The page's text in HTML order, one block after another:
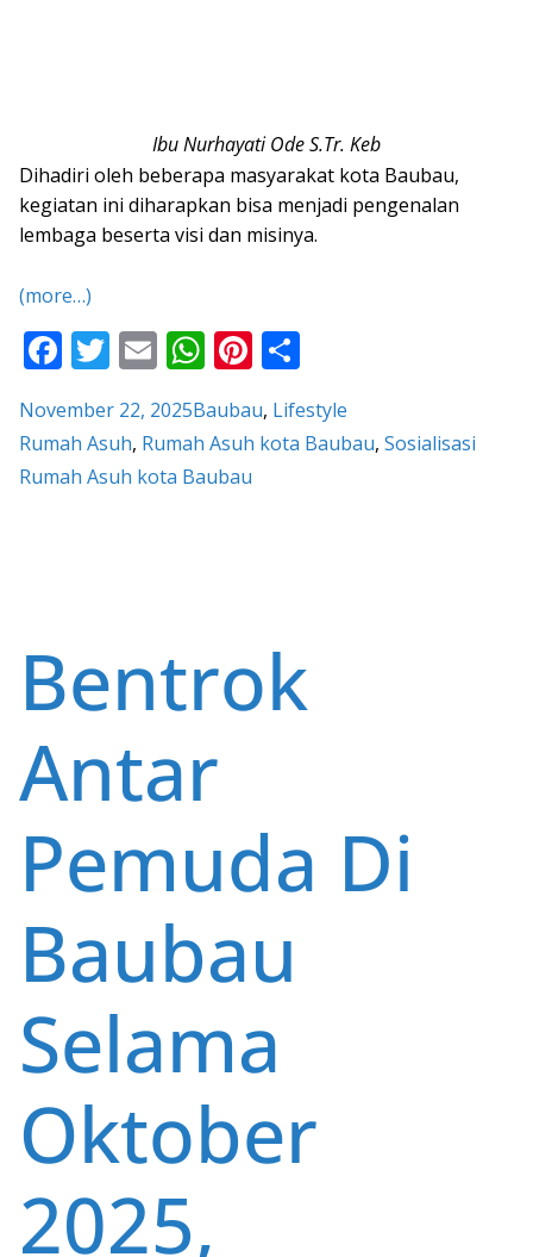
Ibu Nurhayati Ode S.Tr. Keb
Dihadiri oleh beberapa masyarakat kota Baubau,
kegiatan ini diharapkan bisa menjadi pengenalan
lembaga beserta visi dan misinya.
(more…)
F
ac
e
b
o
T
w
itt
er
E
m
ai
l
W
h
at
s
A
Pi
nt
er
e
ar
e
November 22, 2025Baubau, Lifestyle
Rumah Asuh, Rumah Asuh kota Baubau, Sosialisasi
Rumah Asuh kota Baubau
Bentrok
Antar
Pemuda Di
Baubau
Selama
Oktober
2025,